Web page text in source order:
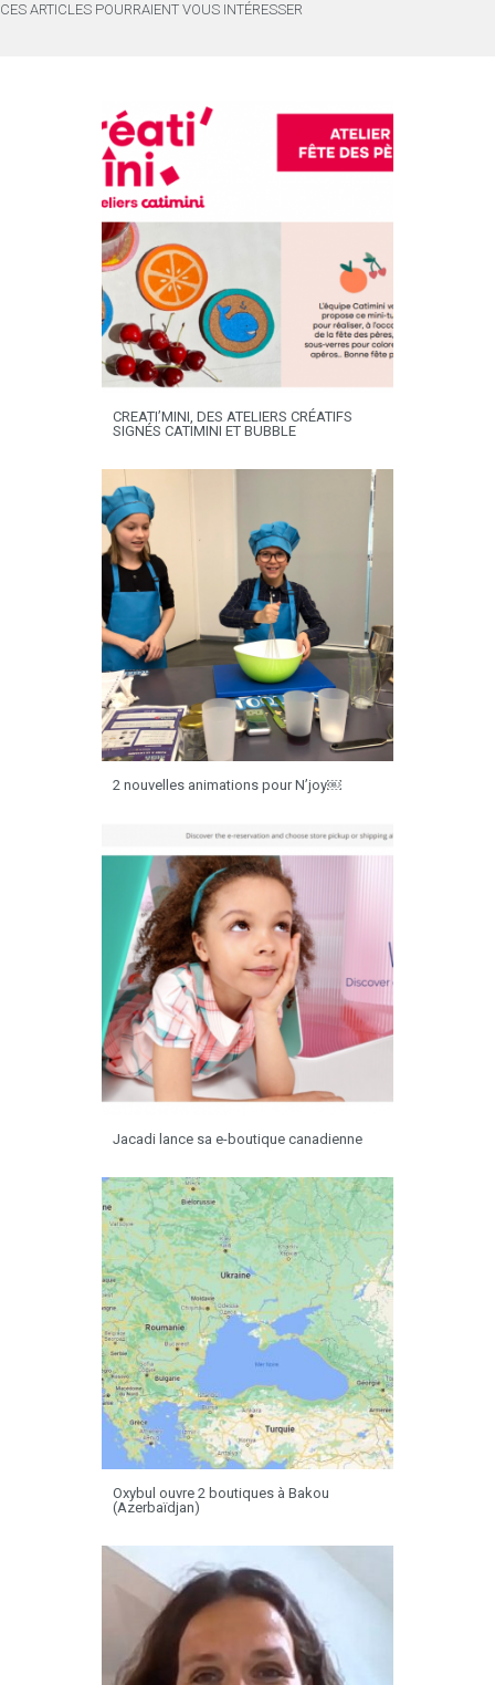
CES ARTICLES POURRAIENT VOUS INTÉRESSER
CREATI’MINI, DES ATELIERS CRÉATIFS
SIGNÉS CATIMINI ET BUBBLE
2 nouvelles animations pour N’joy￼
Jacadi lance sa e-boutique canadienne
Oxybul ouvre 2 boutiques à Bakou
(Azerbaïdjan)